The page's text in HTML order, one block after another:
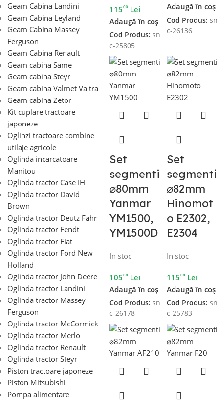
Geam Cabina Landini
Geam Cabina Leyland
Geam Cabina Massey
Ferguson
Geam Cabina Renault
Geam cabina Same
Geam cabina Steyr
Geam cabina Valmet Valtra
Geam cabina Zetor
Kit cuplare tractoare
japoneze
Oglinzi tractoare combine
utilaje agricole
Oglinda incarcatoare
Manitou
Oglinda tractor Case IH
Oglinda tractor David
Brown
Oglinda tractor Deutz Fahr
Oglinda tractor Fendt
Oglinda tractor Fiat
Oglinda tractor Ford New
Holland
Oglinda tractor John Deere
Oglinda tractor Landini
Oglinda tractor Massey
Ferguson
Oglinda tractor McCormick
Oglinda tractor Merlo
Oglinda tractor Renault
Oglinda tractor Steyr
Piston tractoare japoneze
Piston Mitsubishi
Pompa alimentare
11500 Lei
Adaugă în coș
Cod Produs: sn
c-25805
Adaugă în coș
Cod Produs: sn
c-26136
Set
segmenti
⌀80mm
Yanmar
YM1500,
YM1500D
In stoc
10500 Lei
Adaugă în coș
Cod Produs: sn
c-26178
Set
segmenti
⌀82mm
Hinomot
o E2302,
E2304
In stoc
11500 Lei
Adaugă în coș
Cod Produs: sn
c-25783